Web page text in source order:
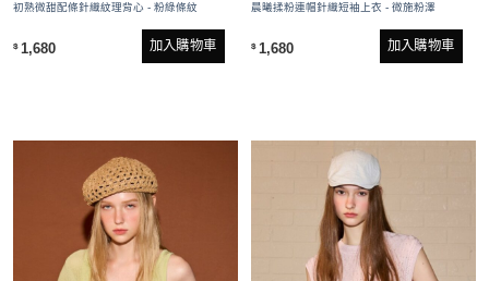
初熟微甜配條針織紋理背心 - 粉綠條紋
$ 1,680 加入購物車
晨曦揉粉連帽針織短袖上衣 - 微施粉澤
$ 1,680 加入購物車